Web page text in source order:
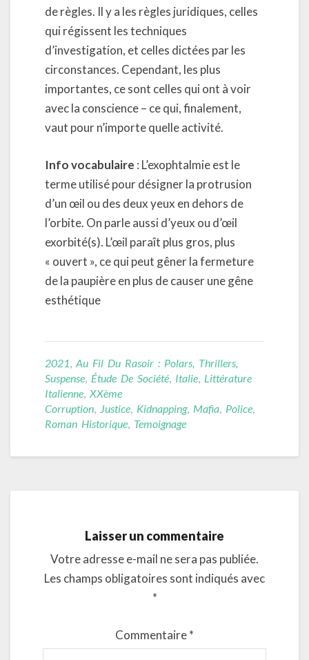
de règles. Il y a les règles juridiques, celles
qui régissent les techniques
d’investigation, et celles dictées par les
circonstances. Cependant, les plus
importantes, ce sont celles qui ont à voir
avec la conscience – ce qui, finalement,
vaut pour n’importe quelle activité.
Info vocabulaire : L’exophtalmie est le
terme utilisé pour désigner la protrusion
d’un œil ou des deux yeux en dehors de
l’orbite. On parle aussi d’yeux ou d’œil
exorbité(s). L’œil paraît plus gros, plus
« ouvert », ce qui peut gêner la fermeture
de la paupière en plus de causer une gêne
esthétique
2021, Au Fil Du Rasoir : Polars, Thrillers,
Suspense, Étude De Société, Italie, Littérature
Italienne, XXème
Corruption, Justice, Kidnapping, Mafia, Police,
Roman Historique, Temoignage
Laisser un commentaire
Votre adresse e-mail ne sera pas publiée.
Les champs obligatoires sont indiqués avec
*
Commentaire*